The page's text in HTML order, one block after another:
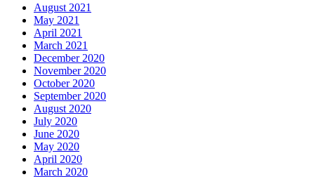
August 2021
May 2021
April 2021
March 2021
December 2020
November 2020
October 2020
September 2020
August 2020
July 2020
June 2020
May 2020
April 2020
March 2020